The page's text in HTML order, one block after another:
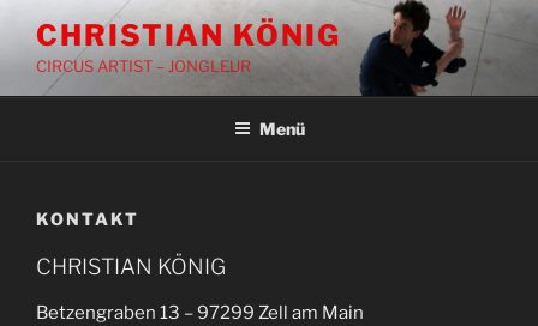
Inhalt
springen
CHRISTIAN KÖNIG
CIRCUS ARTIST – JONGLEUR
Menü
KONTAKT
CHRISTIAN KÖNIG
Betzengraben 13 – 97299 Zell am Main